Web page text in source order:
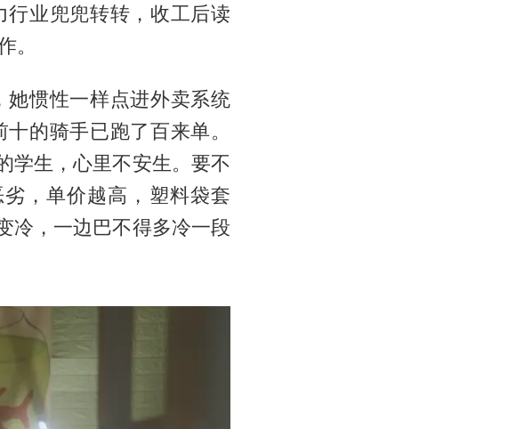
业兜兜转转，收工后读
。
惯性一样点进外卖系统
的骑手已跑了百来单。
学生，心里不安生。要不
，单价越高，塑料袋套
冷，一边巴不得多冷一段